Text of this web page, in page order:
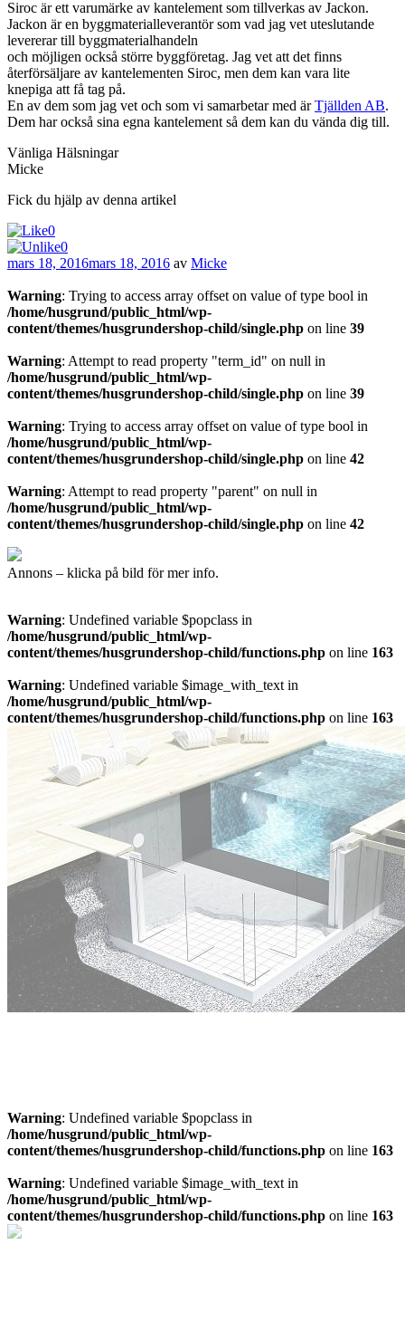
Siroc är ett varumärke av kantelement som tillverkas av Jackon.
Jackon är en byggmaterialleverantör som vad jag vet uteslutande
levererar till byggmaterialhandeln
och möjligen också större byggföretag. Jag vet att det finns
återförsäljare av kantelementen Siroc, men dem kan vara lite
knepiga att få tag på.
En av dem som jag vet och som vi samarbetar med ärTjällden AB.
Dem har också sina egna kantelement så dem kan du vända dig till.
Vänliga Hälsningar
Micke
Fick du hjälp av denna artikel
0
0
Publicerat
mars 18, 2016mars 18, 2016 av Micke
Warning: Trying to access array offset on value of type bool in
/home/husgrund/public_html/wp-
content/themes/husgrundershop-child/single.php on line 39
Warning: Attempt to read property "term_id" on null in
/home/husgrund/public_html/wp-
content/themes/husgrundershop-child/single.php on line 39
Warning: Trying to access array offset on value of type bool in
/home/husgrund/public_html/wp-
content/themes/husgrundershop-child/single.php on line 42
Warning: Attempt to read property "parent" on null in
/home/husgrund/public_html/wp-
content/themes/husgrundershop-child/single.php on line 42
Annons – klicka på bild för mer info.
Warning: Undefined variable $popclass in
/home/husgrund/public_html/wp-
content/themes/husgrundershop-child/functions.php on line 163
Warning: Undefined variable $image_with_text in
/home/husgrund/public_html/wp-
content/themes/husgrundershop-child/functions.php on line 163
Warning: Undefined variable $popclass in
/home/husgrund/public_html/wp-
content/themes/husgrundershop-child/functions.php on line 163
Warning: Undefined variable $image_with_text in
/home/husgrund/public_html/wp-
content/themes/husgrundershop-child/functions.php on line 163